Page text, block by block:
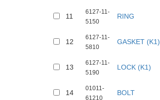
11
6127-11-
5150
RING
12
6127-11-
5810
GASKET (K1)
13
6127-11-
5190
LOCK (K1)
14
01011-
61210
BOLT